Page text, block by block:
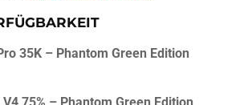
35K – Phantom Green Edition